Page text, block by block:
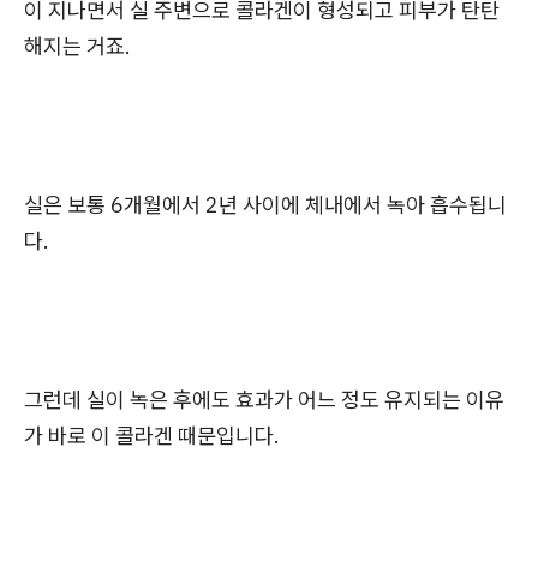
이 지나면서 실 주변으로 콜라겐이 형성되고 피부가 탄탄
해지는 거죠.
실은 보통 6개월에서 2년 사이에 체내에서 녹아 흡수됩니
다.
그런데 실이 녹은 후에도 효과가 어느 정도 유지되는 이유
가 바로 이 콜라겐 때문입니다.